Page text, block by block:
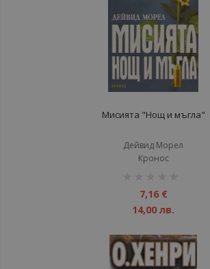
Мисията "Нощ и мъгла"
Дейвид Морел
Кронос
7,16 €
14,00 лв.